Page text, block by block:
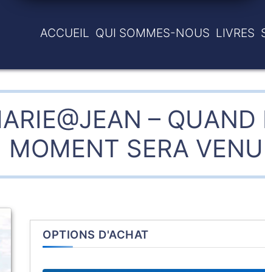
ACCUEIL QUI SOMMES-NOUS LIVRES
– QUAND
MOMENT SERA VENU
OPTIONS D'ACHAT